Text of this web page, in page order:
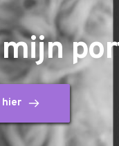
hier